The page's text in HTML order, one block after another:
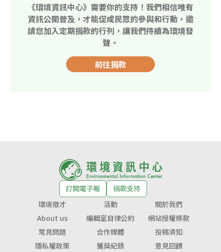
《環境資訊中心》需要你的支持！我們相信唯有
資訊公開普及，才能促成民眾的參與和行動，邀
請您加入定期捐款的行列，讓我們持續為環境發
聲。
前往捐款
訂閱電子報
捐款支持
環境徵才
活動
關於我們
About us
編輯室自律公約
網站授權條款
常見問題
合作媒體
投稿須知
隱私權政策
獲獎紀錄 意見回饋